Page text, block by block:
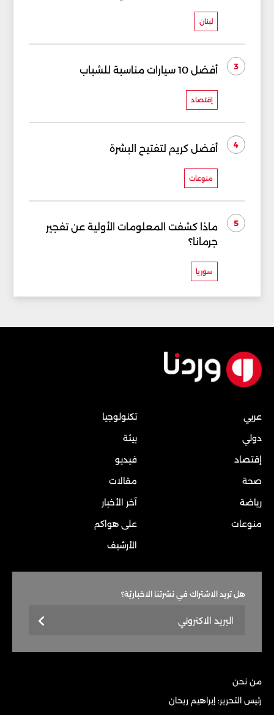
لبنان
3 أفضل 10 سيارات مناسبة للشباب
إقتصاد
4 أفضل كريم لتفتيح البشرة
منوعات
5
ماذا كشفت المعلومات الأولية عن تفجير
جرمانا؟
سوريا
عربي
دولي
إقتصاد
صحة
رياضة
منوعات
تكنولوجيا
بيئة
فيديو
مقالات
آخر الأخبار
على هواكم
الأرشيف
هل تريد الاشتراك في نشرتنا الاخباريّة؟
من نحن
رئيس التحرير: إبراهيم ريحان